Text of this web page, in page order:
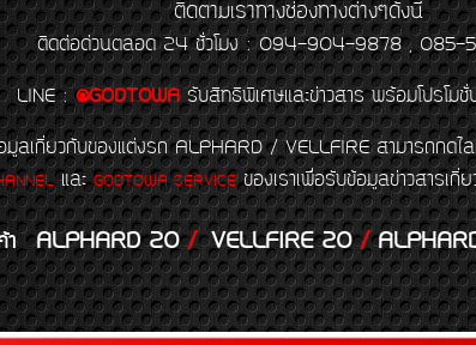
ติดตามเราทางช่องทางต่างๆดังนี้
ติดต่อด่วนตลอด 24 ชั่วโมง : 094-904-9878 , 085-
LINE : @GODTOWA รับสิทธิพิเศษและข่าวสาร พร้อมโปรโม
ลเกี่ยวกับของแต่งรถ ALPHARD / VELLFIRE สามารถกดไ
และGODTOWA SERVICEของเราเพื่อรับข้อมูลข่าวสารเ
า ALPHARD 20/VELLFIRE 20/